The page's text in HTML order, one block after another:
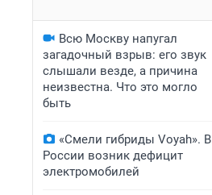
Всю Москву напугал
загадочный взрыв: его звук
слышали везде, а причина
неизвестна. Что это могло
быть
«Смели гибриды Voyah». В
России возник дефицит
электромобилей